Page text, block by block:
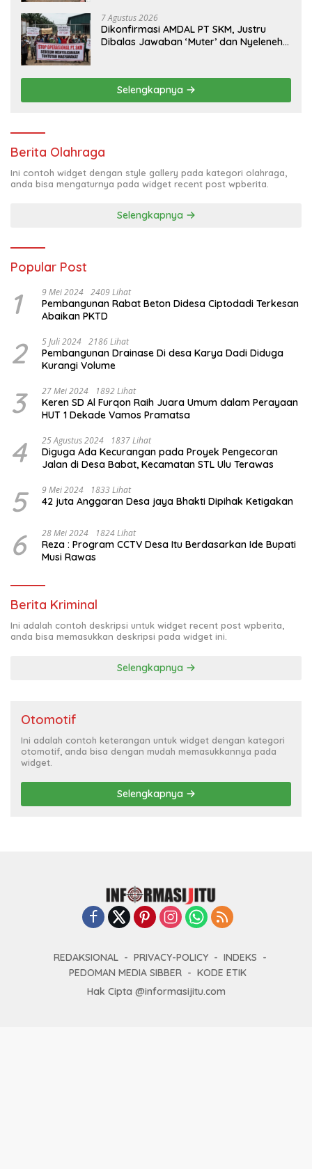
7 Agustus 2026
Dikonfirmasi AMDAL PT SKM, Justru
Dibalas Jawaban ‘Muter’ dan Nyeleneh
Selengkapnya
Berita Olahraga
Ini contoh widget dengan style gallery pada kategori olahraga,
anda bisa mengaturnya pada widget recent post wpberita.
Selengkapnya
Popular Post
1 9 Mei 2024 2409 Lihat
Pembangunan Rabat Beton Didesa Ciptodadi Terkesan
Abaikan PKTD
2 5 Juli 2024 2186 Lihat
Pembangunan Drainase Di desa Karya Dadi Diduga
Kurangi Volume
3 27 Mei 2024 1892 Lihat
Keren SD Al Furqon Raih Juara Umum dalam Perayaan
HUT 1 Dekade Vamos Pramatsa
4 25 Agustus 2024 1837 Lihat
Diguga Ada Kecurangan pada Proyek Pengecoran
Jalan di Desa Babat, Kecamatan STL Ulu Terawas
5 9 Mei 2024 1833 Lihat
42 juta Anggaran Desa jaya Bhakti Dipihak Ketigakan
6 28 Mei 2024 1824 Lihat
Reza : Program CCTV Desa Itu Berdasarkan Ide Bupati
Musi Rawas
Berita Kriminal
Ini adalah contoh deskripsi untuk widget recent post wpberita,
anda bisa memasukkan deskripsi pada widget ini.
Selengkapnya
Otomotif
Ini adalah contoh keterangan untuk widget dengan kategori
otomotif, anda bisa dengan mudah memasukkannya pada
widget.
Selengkapnya
REDAKSIONAL PRIVACY-POLICY
INDEKS
PEDOMAN MEDIA SIBBER
KODE ETIK
Hak Cipta @informasijitu.com